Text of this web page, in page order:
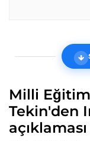
Milli
Tekin'den
açıklaması